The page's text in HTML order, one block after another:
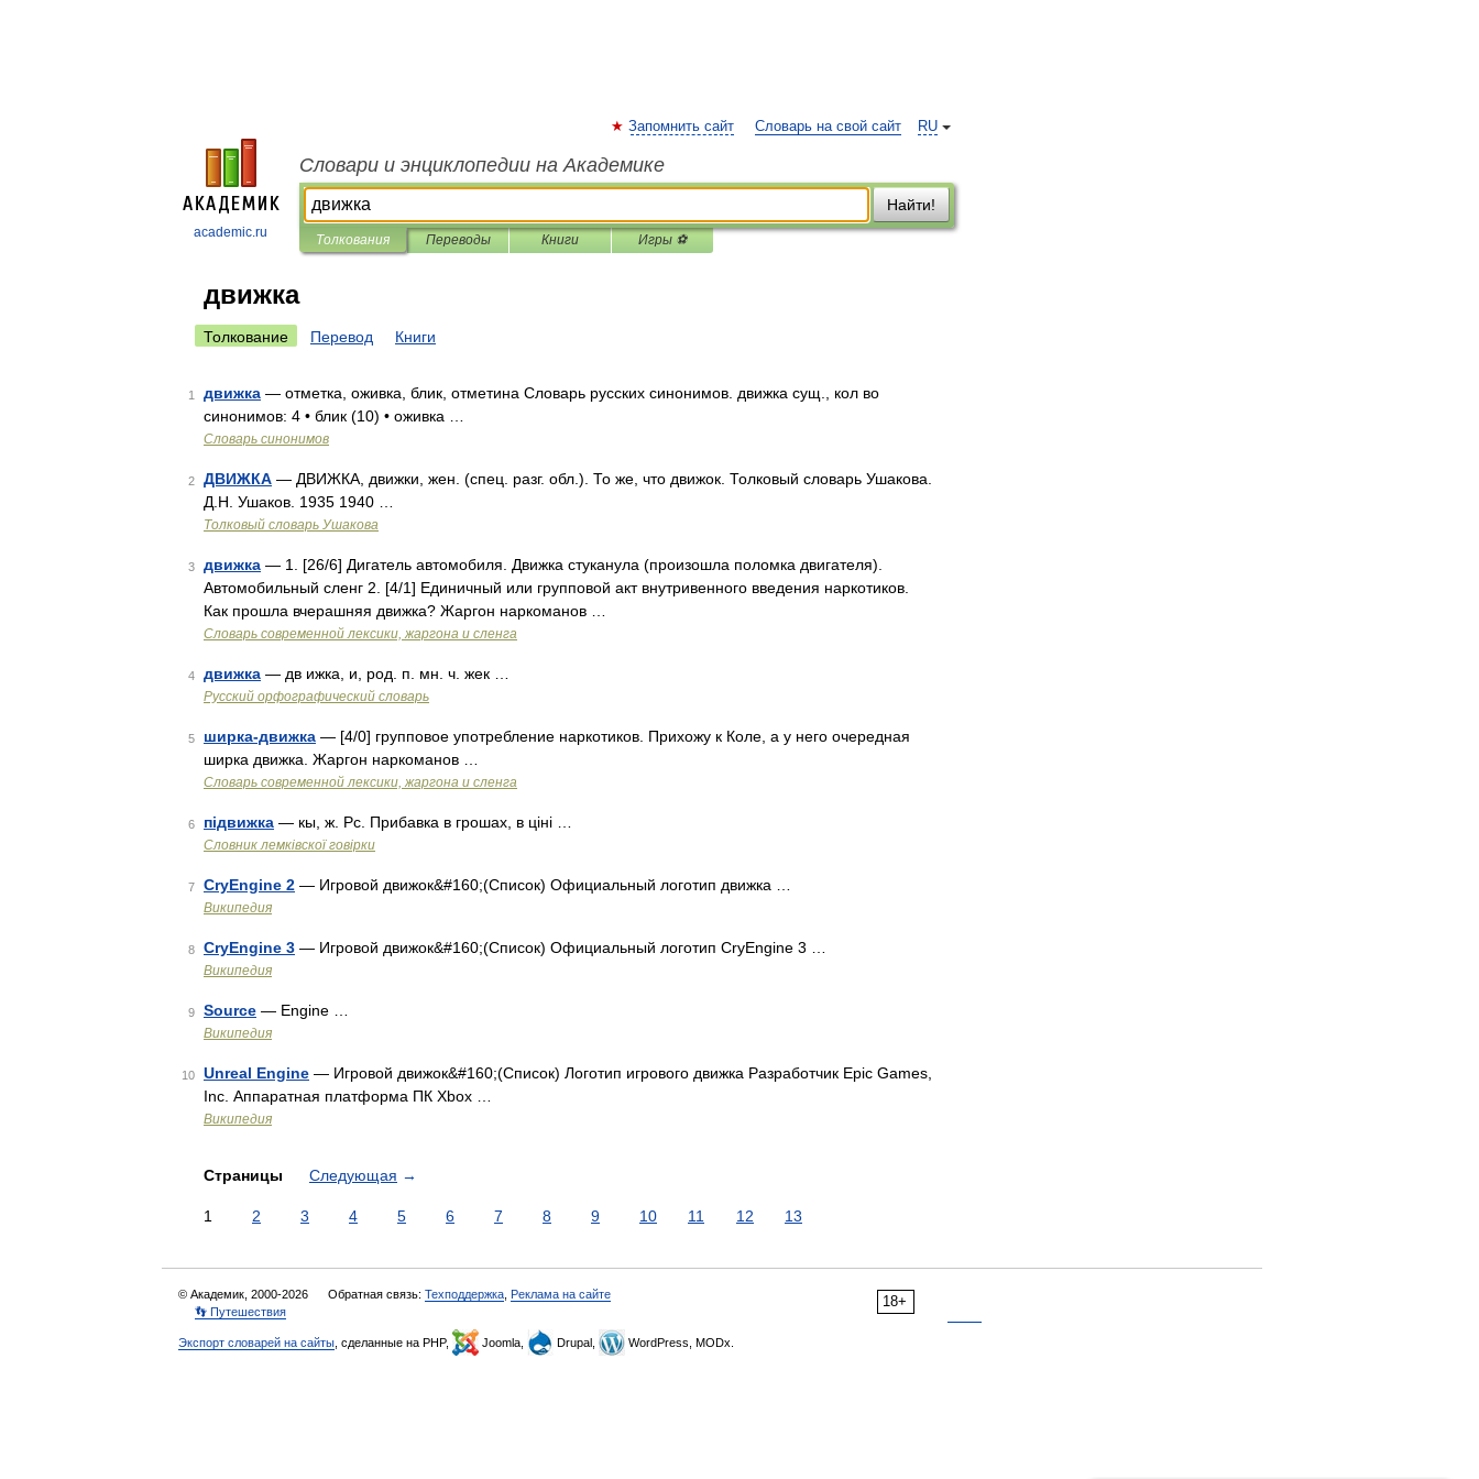
academic.ru
RU
Запомнить сайт Словарь на свой сайт
Словари и энциклопедии на Академике
Найти!
Толкования Переводы Книги Игры ⚽
движка
Толкование Перевод Книги
1 движка — отметка, оживка, блик, отметина Словарь русских синонимов. движка сущ., кол во
синонимов: 4 • блик (10) • оживка …
Словарь синонимов
2 ДВИЖКА — ДВИЖКА, движки, жен. (спец. разг. обл.). То же, что движок. Толковый словарь Ушакова.
Д.Н. Ушаков. 1935 1940 …
Толковый словарь Ушакова
3 движка — 1. [26/6] Дигатель автомобиля. Движка стуканула (произошла поломка двигателя).
Автомобильный сленг 2. [4/1] Единичный или групповой акт внутривенного введения наркотиков.
Как прошла вчерашняя движка? Жаргон наркоманов …
Cловарь современной лексики, жаргона и сленга
4 движка — дв ижка, и, род. п. мн. ч. жек …
Русский орфографический словарь
5 ширка-движка — [4/0] групповое употребление наркотиков. Прихожу к Коле, а у него очередная
ширка движка. Жаргон наркоманов …
Cловарь современной лексики, жаргона и сленга
6 підвижка — кы, ж. Рс. Прибавка в грошах, в ціні …
Словник лемківскої говірки
7 CryEngine 2 — Игровой движок&#160;(Список) Официальный логотип движка …
Википедия
8 CryEngine 3 — Игровой движок&#160;(Список) Официальный логотип CryEngine 3 …
Википедия
9 Source — Engine …
Википедия
10 Unreal Engine — Игровой движок&#160;(Список) Логотип игрового движка Разработчик Epic Games,
Inc. Аппаратная платформа ПК Xbox …
Википедия
Страницы Следующая →
1 2 3 4 5 6 7 8 9 10 11 12 13
18+
© Академик, 2000-2026 Обратная связь: Техподдержка Реклама на сайте
👣 Путешествия
Экспорт словарей на сайты , сделанные на PHP, Joomla, Drupal, WordPress, MODx.